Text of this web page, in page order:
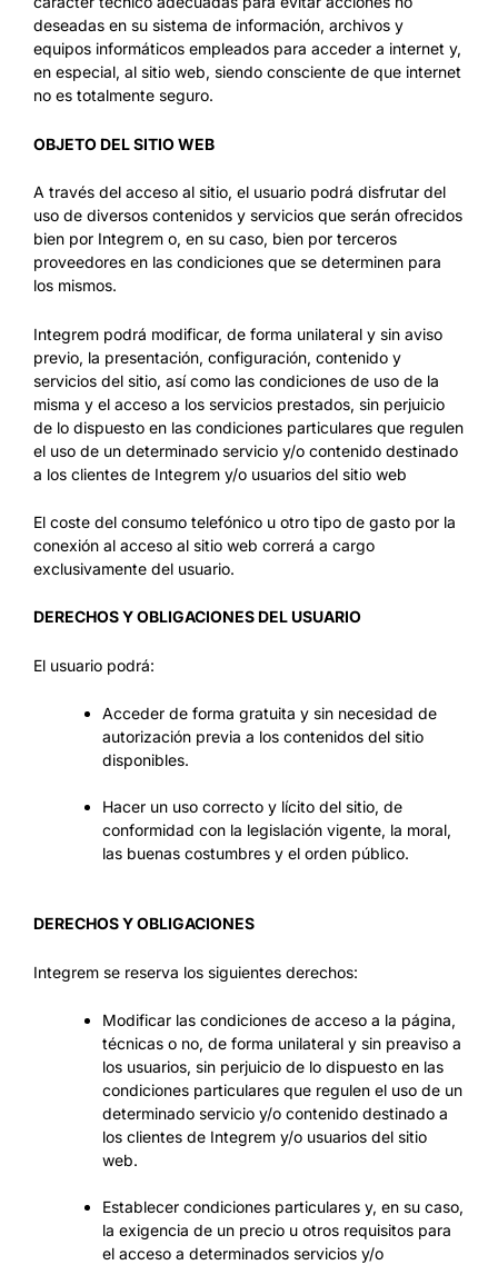
deseadas en su sistema de información, archivos y
equipos informáticos empleados para acceder a internet y,
en especial, al sitio web, siendo consciente de que internet
no es totalmente seguro.
OBJETO DEL SITIO WEB
A través del acceso al sitio, el usuario podrá disfrutar del
uso de diversos contenidos y servicios que serán ofrecidos
bien por Integrem o, en su caso, bien por terceros
proveedores en las condiciones que se determinen para
los mismos.
Integrem podrá modificar, de forma unilateral y sin aviso
previo, la presentación, configuración, contenido y
servicios del sitio, así como las condiciones de uso de la
misma y el acceso a los servicios prestados, sin perjuicio
de lo dispuesto en las condiciones particulares que regulen
el uso de un determinado servicio y/o contenido destinado
a los clientes de Integrem y/o usuarios del sitio web
El coste del consumo telefónico u otro tipo de gasto por la
conexión al acceso al sitio web correrá a cargo
exclusivamente del usuario.
DERECHOS Y OBLIGACIONES DEL USUARIO
El usuario podrá:
Acceder de forma gratuita y sin necesidad de
autorización previa a los contenidos del sitio
disponibles.
Hacer un uso correcto y lícito del sitio, de
conformidad con la legislación vigente, la moral,
las buenas costumbres y el orden público.
DERECHOS Y OBLIGACIONES
Integrem se reserva los siguientes derechos:
Modificar las condiciones de acceso a la página,
técnicas o no, de forma unilateral y sin preaviso a
los usuarios, sin perjuicio de lo dispuesto en las
condiciones particulares que regulen el uso de un
determinado servicio y/o contenido destinado a
los clientes de Integrem y/o usuarios del sitio
web.
Establecer condiciones particulares y, en su caso,
la exigencia de un precio u otros requisitos para
el acceso a determinados servicios y/o